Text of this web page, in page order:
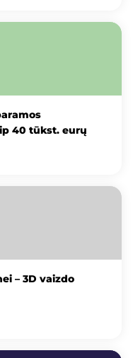
40 tūkst. eurų
– 3D vaizdo